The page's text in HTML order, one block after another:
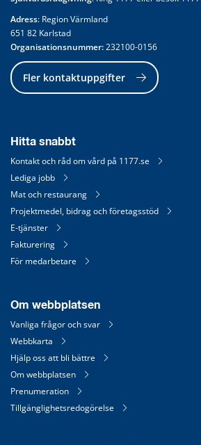
Adress: Region Värmland
651 82 Karlstad
Organisationsnummer: 232100-0156
Fler kontaktuppgifter
Hitta snabbt
Kontakt och råd om vård på 1177.se
Lediga jobb
Mat och restaurang
Projektmedel, bidrag och företagsstöd
E-tjänster
Fakturering
För medarbetare
Om webbplatsen
Vanliga frågor och svar
Webbkarta
Hjälp oss att bli bättre
Om webbplatsen
Prenumeration
Tillgänglighetsredogörelse